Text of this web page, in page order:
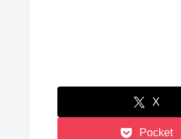
X
Pocket